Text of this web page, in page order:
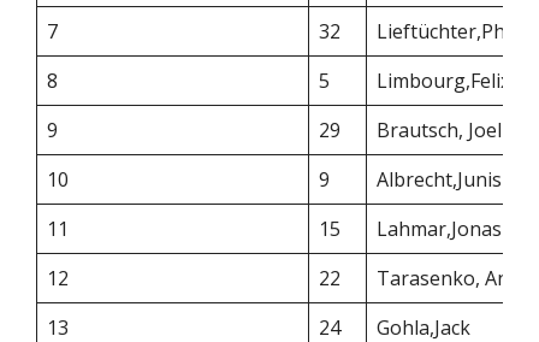
7
32
Lieftüchter,Phil
8
5
Limbourg,Felix
9
29
Brautsch, Joel
10
9
Albrecht,Junis
11
15
Lahmar,Jonas
12
22
Tarasenko, Anton
13
24
Gohla,Jack